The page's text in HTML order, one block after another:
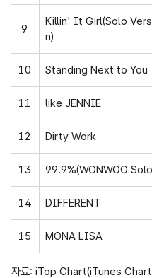
9
Killin' It Girl(Solo
n)
10 Standing Next to You
11 like JENNIE
12 Dirty Work
13 99.9%(WONWOO
14 DIFFERENT
15 MONA LISA
자료: iTop Chart(iTunes